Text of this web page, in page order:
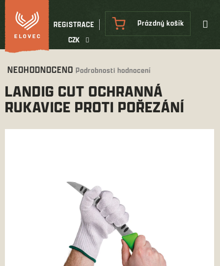
Přejít
na
obsah
CZK
REGISTRACE
NÁKUPNÍ
KOŠÍK
Prázdný košík
Průměrné
produktu
je
0,0
NEOHODNOCENO Podrobnosti hodnocení
LANDIG CUT OCHRANNÁ
RUKAVICE PROTI POŘEZÁNÍ